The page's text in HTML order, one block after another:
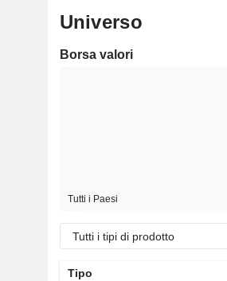
Universo
Borsa valori
Tutti i Paesi
Tutti i tipi di prodotto
Tipo